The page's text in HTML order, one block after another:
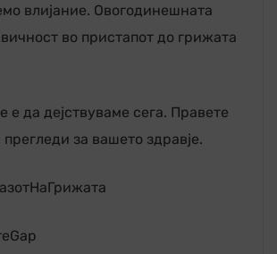
влијание. Овогодинешната
во пристапот до грижата
е да дејствуваме сега. Правете
за вашето здравје.